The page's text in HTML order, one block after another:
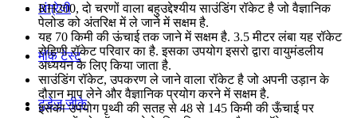
अंग्रेजी
मॉक टेस्ट
टुडेज जीके
RH200, दो चरणों वाला बहुउद्देश्यीय साउंडिंग रॉकेट है जो वैज्ञानिक
पेलोड को अंतरिक्ष में ले जाने में सक्षम है.
यह 70 किमी की ऊंचाई तक जाने में सक्षम है. 3.5 मीटर लंबा यह रॉकेट
रोहिणी रॉकेट परिवार का है. इसका उपयोग इसरो द्वारा वायुमंडलीय
अध्ययन के लिए किया जाता है.
साउंडिंग रॉकेट, उपकरण ले जाने वाला रॉकेट है जो अपनी उड़ान के
दौरान माप लेने और वैज्ञानिक प्रयोग करने में सक्षम है.
इसका उपयोग पृथ्वी की सतह से 48 से 145 किमी की ऊँचाई पर